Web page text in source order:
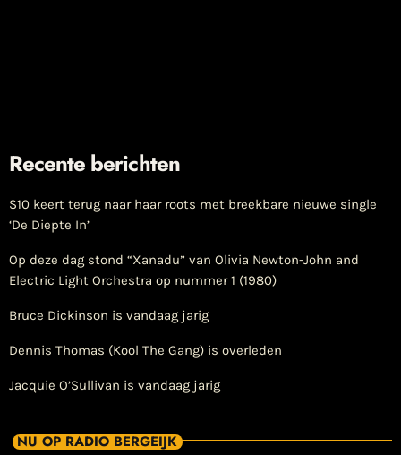
Recente berichten
S10 keert terug naar haar roots met breekbare nieuwe single
‘De Diepte In’
Op deze dag stond “Xanadu” van Olivia Newton-John and
Electric Light Orchestra op nummer 1 (1980)
Bruce Dickinson is vandaag jarig
Dennis Thomas (Kool The Gang) is overleden
Jacquie O’Sullivan is vandaag jarig
NU OP RADIO BERGEIJK